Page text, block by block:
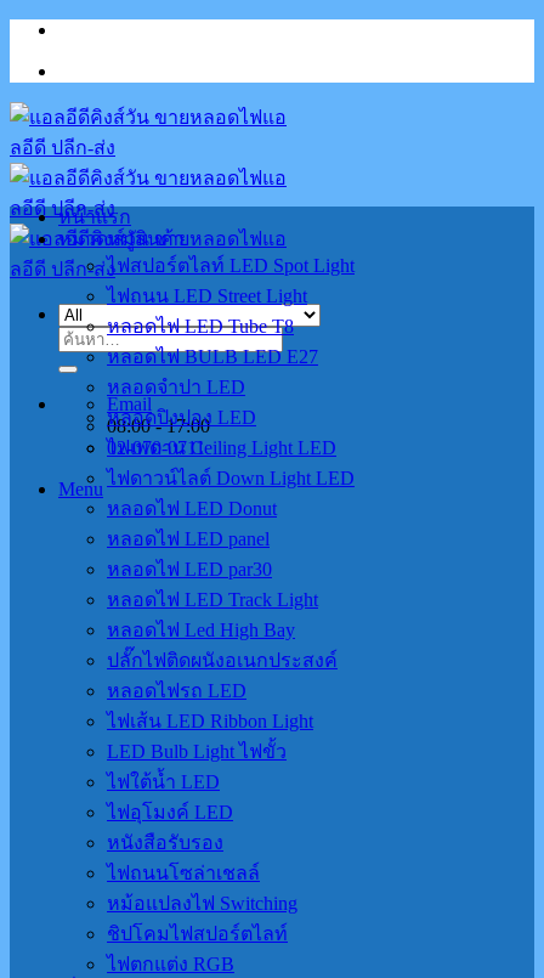
Skip
content
ค้นหา:
Email
08:00 - 17:00
02-070-0711
Menu
หน้าแรก
หมวดหมู่สินค้า
ไฟสปอร์ตไลท์ LED Spot Light
ไฟถนน LED Street Light
หลอดไฟ LED Tube T8
หลอดไฟ BULB LED E27
หลอดจำปา LED
หลอดปิงปอง LED
ไฟเพดาน Ceiling Light LED
ไฟดาวน์ไลต์ Down Light LED
หลอดไฟ LED Donut
หลอดไฟ LED panel
หลอดไฟ LED par30
หลอดไฟ LED Track Light
หลอดไฟ Led High Bay
ปลั๊กไฟติดผนังอเนกประสงค์
หลอดไฟรถ LED
ไฟเส้น LED Ribbon Light
LED Bulb Light ไฟขั้ว
ไฟใต้น้ำ LED
ไฟอุโมงค์ LED
หนังสือรับรอง
ไฟถนนโซล่าเชลล์
หม้อแปลงไฟ Switching
ชิปโคมไฟสปอร์ตไลท์
ไฟตกแต่ง RGB